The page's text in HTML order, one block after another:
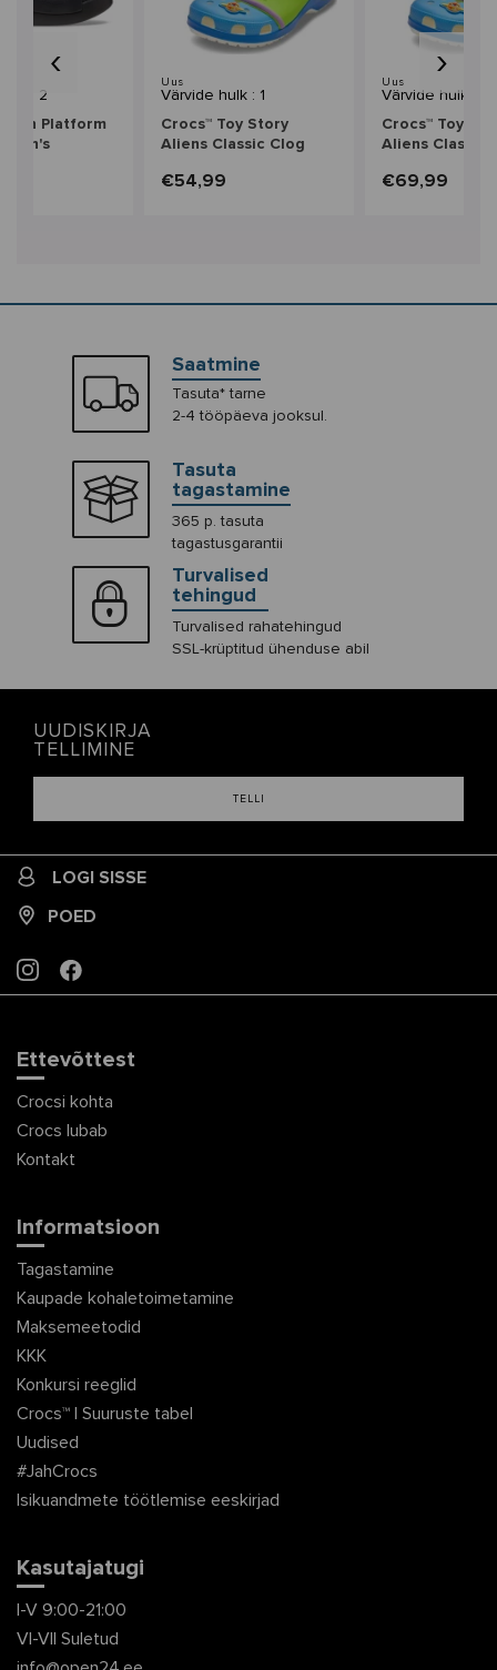
: 2
Platform
Uus
Värvide hulk : 1
Crocs™ Toy Story
Aliens Classic Clog
€54,99
Uus
Värvide hulk : 1
Crocs™ Toy
Aliens Classic
€69,99
‹ ›
Saatmine
Tasuta* tarne
2-4 tööpäeva jooksul.
Tasuta
tagastamine
365 p. tasuta
tagastusgarantii
Turvalised
tehingud
Turvalised rahatehingud
SSL-krüptitud ühenduse abil
UUDISKIRJA
TELLIMINE
TELLI
LOGI SISSE
POED
INSTAGRAM
FACEBOOK
Ettevõttest
Crocsi kohta
Crocs lubab
Kontakt
Informatsioon
Tagastamine
Kaupade kohaletoimetamine
Maksemeetodid
KKK
Konkursi reeglid
Crocs™ | Suuruste tabel
Uudised
#JahCrocs
Isikuandmete töötlemise eeskirjad
Kasutajatugi
I-V 9:00-21:00
VI-VII Suletud